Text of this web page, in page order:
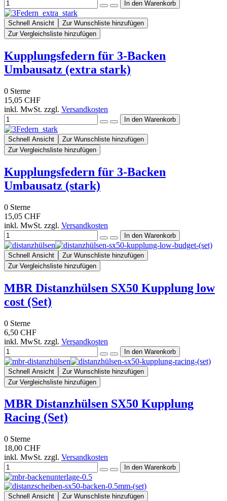
Schnell Ansicht
Zur Wunschliste hinzufügen
Zur Vergleichsliste hinzufügen
Kupplungsfedern für 3-Backen
Umbausatz (extra stark)
0 Sterne
15,05 CHF
inkl. MwSt. zzgl. Versandkosten
Schnell Ansicht
Zur Wunschliste hinzufügen
Zur Vergleichsliste hinzufügen
Kupplungsfedern für 3-Backen
Umbausatz (stark)
0 Sterne
15,05 CHF
inkl. MwSt. zzgl. Versandkosten
Schnell Ansicht
Zur Wunschliste hinzufügen
Zur Vergleichsliste hinzufügen
MBR Distanzhülsen SX50 Kupplung low
cost (Set)
0 Sterne
6,50 CHF
inkl. MwSt. zzgl. Versandkosten
Schnell Ansicht
Zur Wunschliste hinzufügen
Zur Vergleichsliste hinzufügen
MBR Distanzhülsen SX50 Kupplung
Racing (Set)
0 Sterne
18,00 CHF
inkl. MwSt. zzgl. Versandkosten
Schnell Ansicht
Zur Wunschliste hinzufügen